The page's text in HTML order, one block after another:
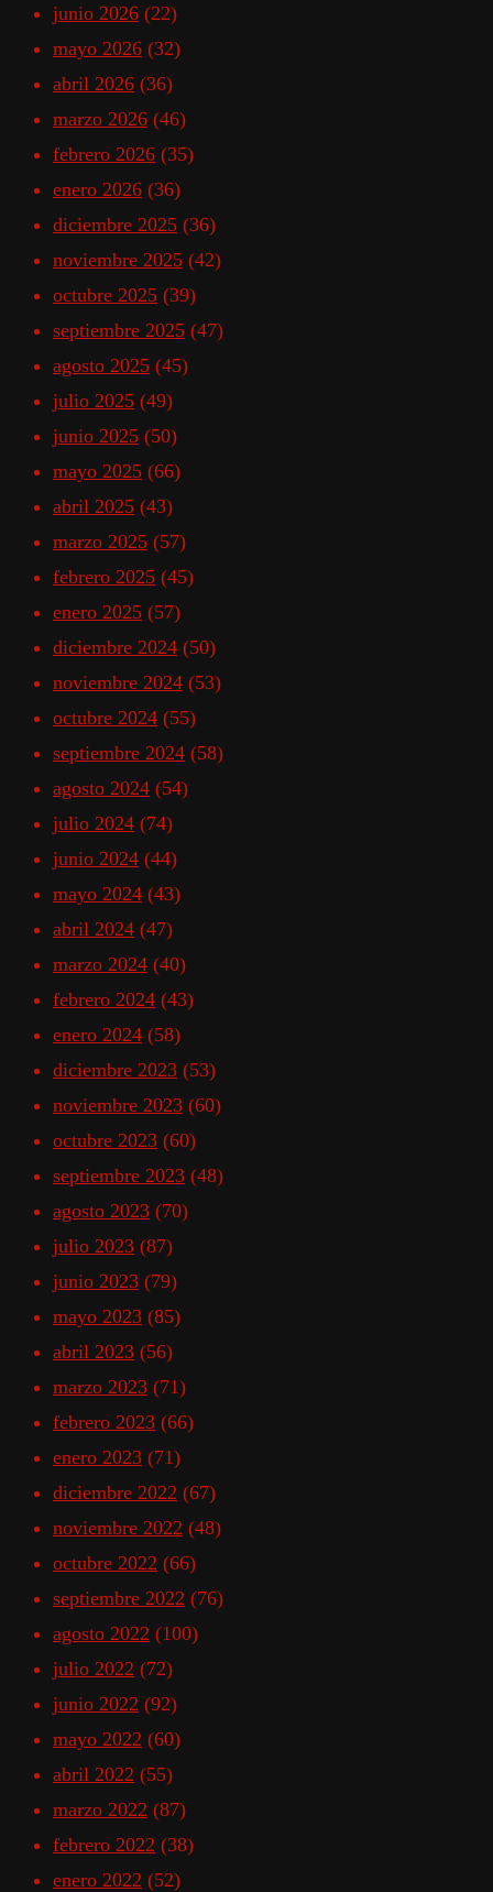
junio 2026 (22)
mayo 2026 (32)
abril 2026 (36)
marzo 2026 (46)
febrero 2026 (35)
enero 2026 (36)
diciembre 2025 (36)
noviembre 2025 (42)
octubre 2025 (39)
septiembre 2025 (47)
agosto 2025 (45)
julio 2025 (49)
junio 2025 (50)
mayo 2025 (66)
abril 2025 (43)
marzo 2025 (57)
febrero 2025 (45)
enero 2025 (57)
diciembre 2024 (50)
noviembre 2024 (53)
octubre 2024 (55)
septiembre 2024 (58)
agosto 2024 (54)
julio 2024 (74)
junio 2024 (44)
mayo 2024 (43)
abril 2024 (47)
marzo 2024 (40)
febrero 2024 (43)
enero 2024 (58)
diciembre 2023 (53)
noviembre 2023 (60)
octubre 2023 (60)
septiembre 2023 (48)
agosto 2023 (70)
julio 2023 (87)
junio 2023 (79)
mayo 2023 (85)
abril 2023 (56)
marzo 2023 (71)
febrero 2023 (66)
enero 2023 (71)
diciembre 2022 (67)
noviembre 2022 (48)
octubre 2022 (66)
septiembre 2022 (76)
agosto 2022 (100)
julio 2022 (72)
junio 2022 (92)
mayo 2022 (60)
abril 2022 (55)
marzo 2022 (87)
febrero 2022 (38)
enero 2022 (52)